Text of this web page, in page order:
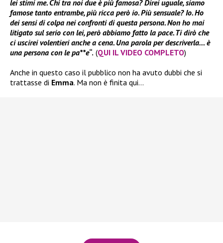
lei stimi me. Chi tra noi due è più famosa? Direi uguale, siamo
famose tanto entrambe, più ricca però io. Più sensuale? Io. Ho
dei sensi di colpa nei confronti di questa persona. Non ho mai
litigato sul serio con lei, però abbiamo fatto la pace. Ti dirò che
ci uscirei volentieri anche a cena. Una parola per descriverla… è
una persona con le pa**e“. (QUI IL VIDEO COMPLETO)
Anche in questo caso il pubblico non ha avuto dubbi che si
trattasse di Emma. Ma non è finita qui…